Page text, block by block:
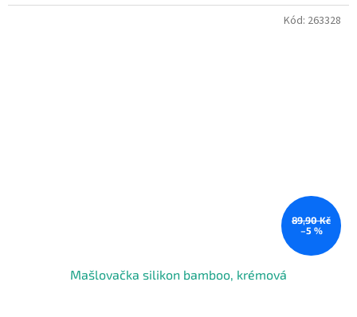
89,90 Kč
–5 %
Mašlovačka silikon bamboo, krémová
Kód: 263328